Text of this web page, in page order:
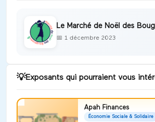
Le Marché de Noël des
📅 1 décembre 2023
💡Exposants qui pourraient vous
Apah Finances
Économie Sociale & Solidaire